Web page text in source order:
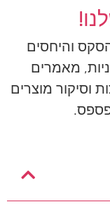
והיחסים
מאמרים
וסיקור מוצרים